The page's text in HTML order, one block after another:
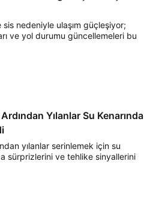
nedeniyle ulaşım güçleşiyor;
ve yol durumu güncellemeleri bu
Ardından Yılanlar Su Kenarında
yılanlar serinlemek için su
sürprizlerini ve tehlike sinyallerini